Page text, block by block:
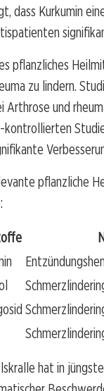
dass Kurkumin
pflanzliches
zu lindern.
Arthrose und
kontrollierten
pflanzliche
hat in